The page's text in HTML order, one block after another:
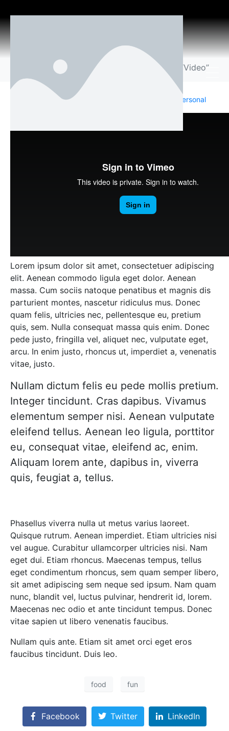
Entry with Post
Format “Video”
Personal Entry with Post Format “Video”
December 24, 2013 Personal
Lorem ipsum dolor sit amet, consectetuer adipiscing
elit. Aenean commodo ligula eget dolor. Aenean
massa. Cum sociis natoque penatibus et magnis dis
parturient montes, nascetur ridiculus mus. Donec
quam felis, ultricies nec, pellentesque eu, pretium
quis, sem. Nulla consequat massa quis enim. Donec
pede justo, fringilla vel, aliquet nec, vulputate eget,
arcu. In enim justo, rhoncus ut, imperdiet a, venenatis
vitae, justo.
Nullam dictum felis eu pede mollis pretium.
Integer tincidunt. Cras dapibus. Vivamus
elementum semper nisi. Aenean vulputate
eleifend tellus. Aenean leo ligula, porttitor
eu, consequat vitae, eleifend ac, enim.
Aliquam lorem ante, dapibus in, viverra
quis, feugiat a, tellus.
Phasellus viverra nulla ut metus varius laoreet.
Quisque rutrum. Aenean imperdiet. Etiam ultricies nisi
vel augue. Curabitur ullamcorper ultricies nisi. Nam
eget dui. Etiam rhoncus. Maecenas tempus, tellus
eget condimentum rhoncus, sem quam semper libero,
sit amet adipiscing sem neque sed ipsum. Nam quam
nunc, blandit vel, luctus pulvinar, hendrerit id, lorem.
Maecenas nec odio et ante tincidunt tempus. Donec
vitae sapien ut libero venenatis faucibus.
Nullam quis ante. Etiam sit amet orci eget eros
faucibus tincidunt. Duis leo.
food fun
Facebook Twitter LinkedIn